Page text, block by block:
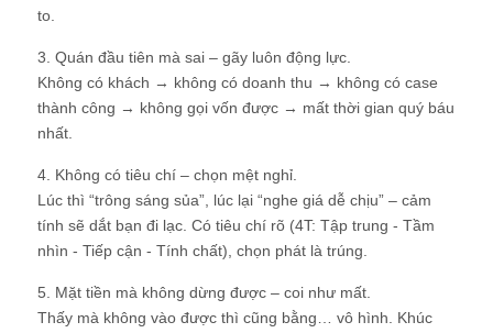
to.
3. Quán đầu tiên mà sai – gãy luôn động lực.
Không có khách → không có doanh thu → không có case
thành công → không gọi vốn được → mất thời gian quý báu
nhất.
4. Không có tiêu chí – chọn mệt nghỉ.
Lúc thì “trông sáng sủa”, lúc lại “nghe giá dễ chịu” – cảm
tính sẽ dắt bạn đi lạc. Có tiêu chí rõ (4T: Tập trung - Tầm
nhìn - Tiếp cận - Tính chất), chọn phát là trúng.
5. Mặt tiền mà không dừng được – coi như mất.
Thấy mà không vào được thì cũng bằng… vô hình. Khúc